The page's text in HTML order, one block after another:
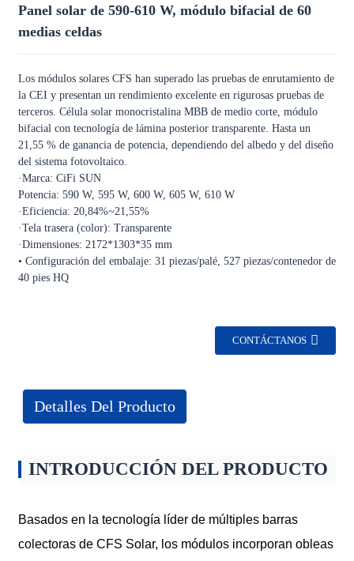
Panel solar de 590-610 W, módulo bifacial de 60
medias celdas
Los módulos solares CFS han superado las pruebas de enrutamiento de
la CEI y presentan un rendimiento excelente en rigurosas pruebas de
terceros. Célula solar monocristalina MBB de medio corte, módulo
bifacial con tecnología de lámina posterior transparente. Hasta un
21,55 % de ganancia de potencia, dependiendo del albedo y del diseño
del sistema fotovoltaico.
·Marca: CiFi SUN
Potencia: 590 W, 595 W, 600 W, 605 W, 610 W
·Eficiencia: 20,84%~21,55%
·Tela trasera (color): Transparente
·Dimensiones: 2172*1303*35 mm
• Configuración del embalaje: 31 piezas/palé, 527 piezas/contenedor de
40 pies HQ
CONTÁCTANOS
Detalles Del Producto
INTRODUCCIÓN DEL PRODUCTO
Basados ​​en la tecnología líder de múltiples barras
colectoras de CFS Solar, los módulos incorporan obleas